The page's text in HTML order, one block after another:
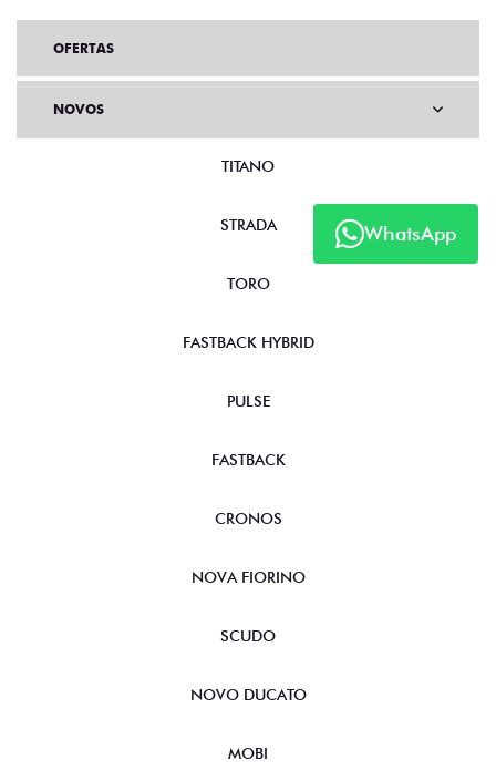
WhatsApp
OFERTAS
NOVOS
TITANO
STRADA
TORO
FASTBACK HYBRID
PULSE
FASTBACK
CRONOS
NOVA FIORINO
SCUDO
NOVO DUCATO
MOBI